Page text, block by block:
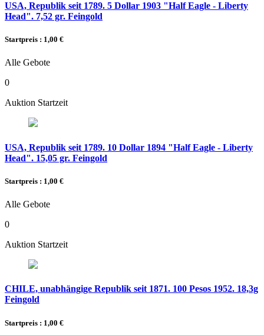
USA, Republik seit 1789. 5 Dollar 1903 "Half Eagle - Liberty
Head". 7,52 gr. Feingold
Startpreis : 1,00 €
Alle Gebote
0
Auktion Startzeit
USA, Republik seit 1789. 10 Dollar 1894 "Half Eagle - Liberty
Head". 15,05 gr. Feingold
Startpreis : 1,00 €
Alle Gebote
0
Auktion Startzeit
CHILE, unabhängige Republik seit 1871. 100 Pesos 1952. 18,3g
Feingold
Startpreis : 1,00 €